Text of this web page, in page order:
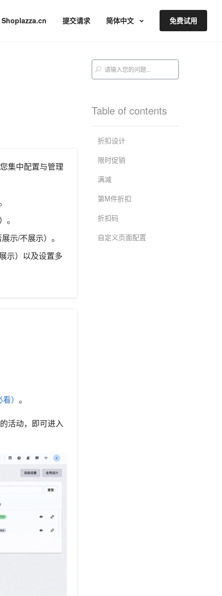
Shoplazza.cn 提交请求 简体中文 免费试用
集中配置与管理
。
示/不展示）。
示）以及设置多
） 。
活动，即可进入
Table of contents
折扣设计
限时促销
满减
第M件折扣
折扣码
自定义页面配置